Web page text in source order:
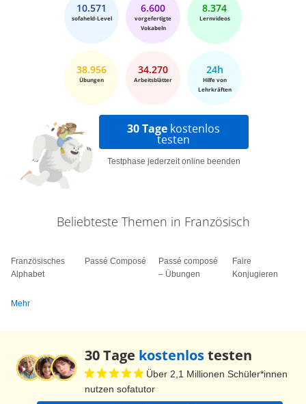
10.571
sofaheld-Level
6.600
vorgefertigte
Vokabeln
8.374
Lernvideos
38.956
Übungen
34.270
Arbeitsblätter
24h
Hilfe von
Lehrkräften
30 Tage kostenlos
testen
Testphase jederzeit online beenden
Beliebteste Themen in Französisch
Französisches
Alphabet
Passé Composé
Passé composé
– Übungen
Faire
Konjugieren
Mehr
30 Tage kostenlostesten
Über 2,1 Millionen Schüler*innen
nutzen sofatutor